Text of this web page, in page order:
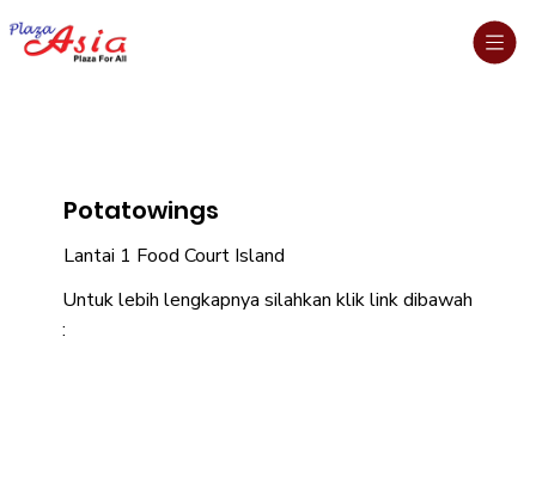
Potatowings
Lantai 1 Food Court Island
Untuk lebih lengkapnya silahkan klik link dibawah
: